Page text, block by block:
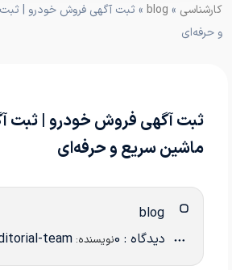
کارشناسی »
blog » ثبت آگهی فروش خودرو |
و حرفه‌ای
ثبت آگهی فروش خودرو | ثبت
ماشین سریع و حرفه‌ای
دیدگاه : 0 نویسنده: team